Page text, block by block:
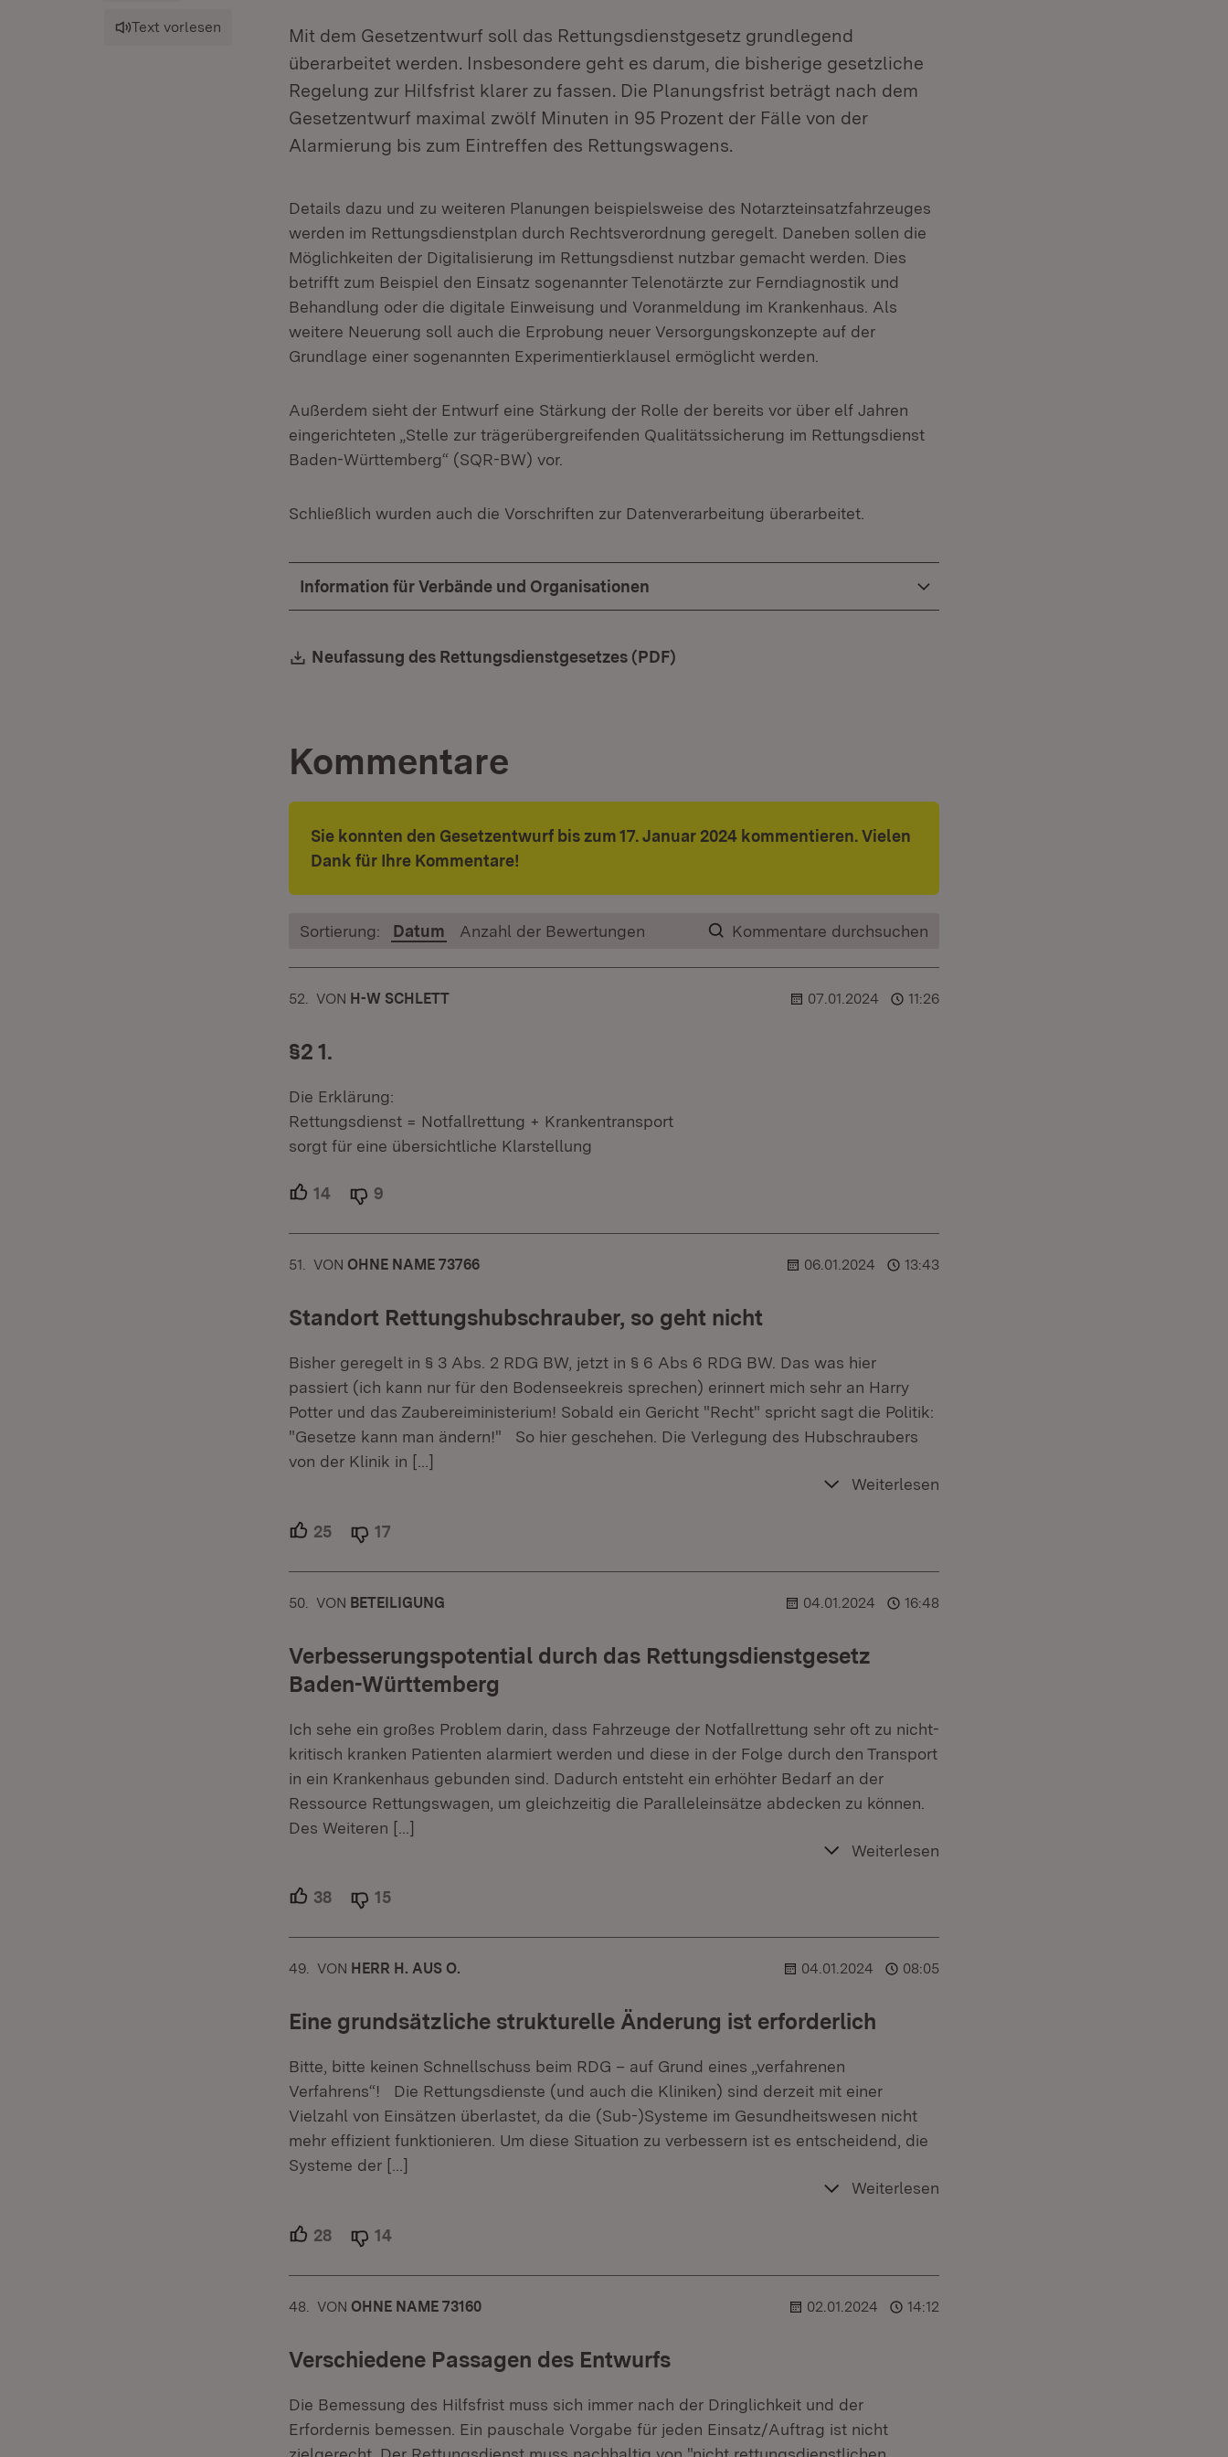
Mit dem Gesetzentwurf soll das Rettungsdienstgesetz grundlegend
überarbeitet werden. Insbesondere geht es darum, die bisherige gesetzliche
Regelung zur Hilfsfrist klarer zu fassen. Die Planungsfrist beträgt nach dem
Gesetzentwurf maximal zwölf Minuten in 95 Prozent der Fälle von der
Alarmierung bis zum Eintreffen des Rettungswagens.
Text vorlesen
Details dazu und zu weiteren Planungen beispielsweise des Notarzteinsatzfahrzeuges
werden im Rettungsdienstplan durch Rechtsverordnung geregelt. Daneben sollen die
Möglichkeiten der Digitalisierung im Rettungsdienst nutzbar gemacht werden. Dies
betrifft zum Beispiel den Einsatz sogenannter Telenotärzte zur Ferndiagnostik und
Behandlung oder die digitale Einweisung und Voranmeldung im Krankenhaus. Als
weitere Neuerung soll auch die Erprobung neuer Versorgungskonzepte auf der
Grundlage einer sogenannten Experimentierklausel ermöglicht werden.
Außerdem sieht der Entwurf eine Stärkung der Rolle der bereits vor über elf Jahren
eingerichteten „Stelle zur trägerübergreifenden Qualitätssicherung im Rettungsdienst
Baden-Württemberg“ (SQR-BW) vor.
Schließlich wurden auch die Vorschriften zur Datenverarbeitung überarbeitet.
Information für Verbände und Organisationen
Download:
Neufassung des Rettungsdienstgesetzes (PDF)
Kommentare
Sie konnten den Gesetzentwurf bis zum 17. Januar 2024 kommentieren. Vielen
Dank für Ihre Kommentare!
Kommentare durchsuchen
Sortierung: Datum Anzahl der Bewertungen
52. KOMMENTAR
VON :H-W SCHLETT 07.01.2024 11:26
§2 1.
Die Erklärung:
Rettungsdienst = Notfallrettung + Krankentransport
sorgt für eine übersichtliche Klarstellung
14 Unterstützer.
9
51. KOMMENTAR
VON :OHNE NAME 73766 06.01.2024 13:43
Standort Rettungshubschrauber, so geht nicht
Bisher geregelt in § 3 Abs. 2 RDG BW, jetzt in § 6 Abs 6 RDG BW. Das was hier
passiert (ich kann nur für den Bodenseekreis sprechen) erinnert mich sehr an Harry
Potter und das Zaubereiministerium! Sobald ein Gericht "Recht" spricht sagt die Politik:
"Gesetze kann man ändern!" So hier geschehen. Die Verlegung des Hubschraubers
von der Klinik in […]
Weiterlesen
25 Unterstützer.
17
50. KOMMENTAR
VON :BETEILIGUNG 04.01.2024 16:48
Verbesserungspotential durch das Rettungsdienstgesetz
Baden-Württemberg
Ich sehe ein großes Problem darin, dass Fahrzeuge der Notfallrettung sehr oft zu nicht-
kritisch kranken Patienten alarmiert werden und diese in der Folge durch den Transport
in ein Krankenhaus gebunden sind. Dadurch entsteht ein erhöhter Bedarf an der
Ressource Rettungswagen, um gleichzeitig die Paralleleinsätze abdecken zu können.
Des Weiteren […]
Weiterlesen
38 Unterstützer.
15
49. KOMMENTAR
VON :HERR H. AUS O. 04.01.2024 08:05
Eine grundsätzliche strukturelle Änderung ist erforderlich
Bitte, bitte keinen Schnellschuss beim RDG – auf Grund eines „verfahrenen
Verfahrens“! Die Rettungsdienste (und auch die Kliniken) sind derzeit mit einer
Vielzahl von Einsätzen überlastet, da die (Sub-)Systeme im Gesundheitswesen nicht
mehr effizient funktionieren. Um diese Situation zu verbessern ist es entscheidend, die
Systeme der […]
Weiterlesen
28 Unterstützer.
14
48. KOMMENTAR
VON :OHNE NAME 73160 02.01.2024 14:12
Verschiedene Passagen des Entwurfs
Die Bemessung des Hilfsfrist muss sich immer nach der Dringlichkeit und der
Erfordernis bemessen. Ein pauschale Vorgabe für jeden Einsatz/Auftrag ist nicht